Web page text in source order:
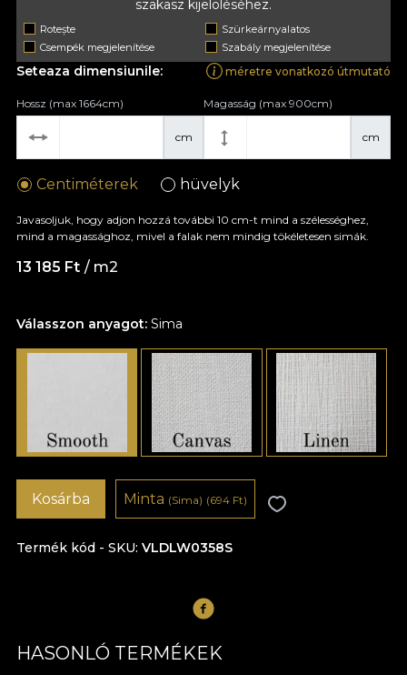
szakasz kijelöléséhez.
Rotește
Szürkeárnyalatos
Csempék megjelenítése
Szabály megjelenítése
Válasszon anyagot: Sima
Seteaza dimensiunile: méretre vonatkozó útmutató
cm
Hossz (max 1664cm)
cm
Magasság (max 900cm)
Centiméterek hüvelyk
Javasoljuk, hogy adjon hozzá további 10 cm-t mind a szélességhez,
mind a magassághoz, mivel a falak nem mindig tökéletesen simák.
13 185 Ft / m2
Termék kód - SKU VLDLW0358S
Kosárba Minta (Sima) (694 Ft)
HASONLÓ TERMÉKEK